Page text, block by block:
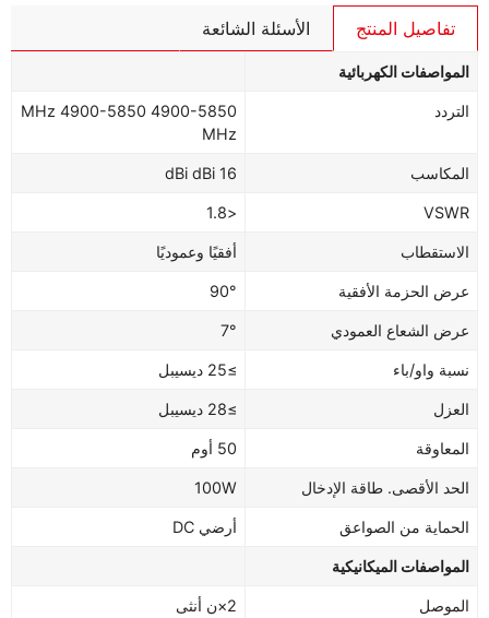
تفاصيل المنتج الأسئلة الشائعة
المواصفات الكهربائية
التردد
4900-5850 MHz 4900-5850
MHz
المكاسب 16 dBi dBi
VSWR
<1.8
الاستقطاب أفقيًا وعموديًا
عرض الحزمة الأفقية 90°
عرض الشعاع العمودي 7°
نسبة واو/باء ≥25 ديسيبل
العزل ≥28 ديسيبل
المعاوقة 50 أوم
الحد الأقصى. طاقة الإدخال 100W
الحماية من الصواعق أرضي DC
المواصفات الميكانيكية
الموصل 2×ن أنثى